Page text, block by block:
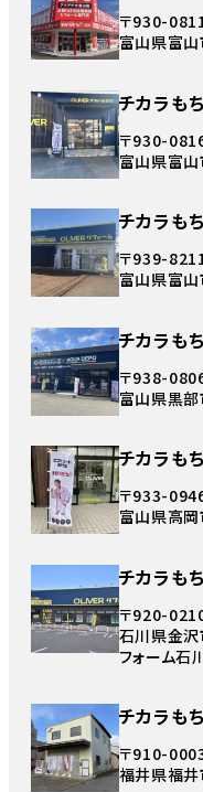
〒930-
富山県富
チカラも
〒930-
富山県富
チカラも
〒939-
富山県富
チカラも
〒938-
富山県黒
チカラも
〒933-
富山県高
チカラも
〒920-
石川県金沢
フォーム石
チカラも
〒910-
福井県福